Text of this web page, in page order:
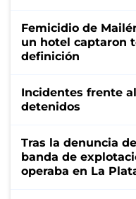
Femicidio de
un hotel captaron
definición
Incidentes frente
detenidos
Tras la denuncia
banda de
operaba en La